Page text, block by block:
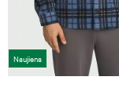
Naujiena